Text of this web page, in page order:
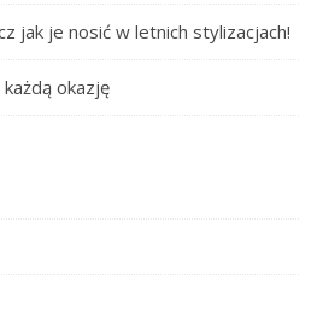
jak je nosić w letnich stylizacjach!
okazję